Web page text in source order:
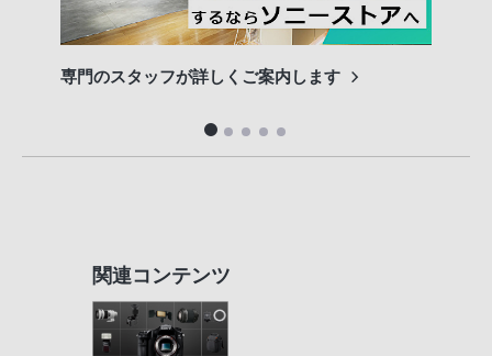
専門のスタッフが詳しくご案内します
関連コンテンツ